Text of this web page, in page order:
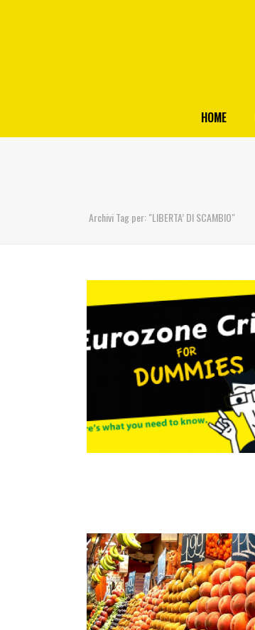
HOME
Archivi Tag per: "LIBERTA’ DI SCAMBIO"